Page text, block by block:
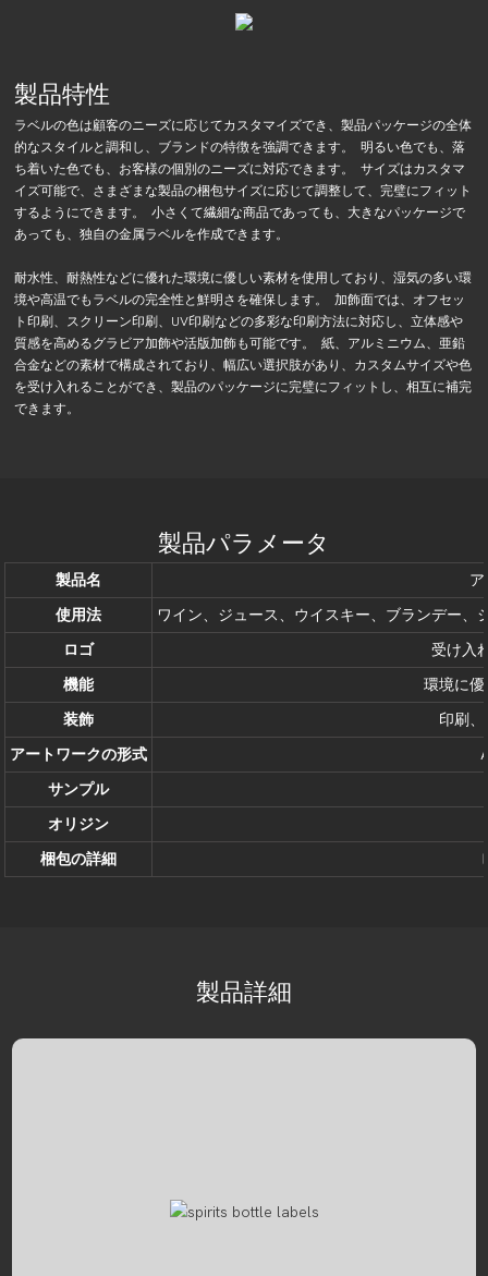
製品特性
ラベルの色は顧客のニーズに応じてカスタマイズでき、製品パッケージの全体
的なスタイルと調和し、ブランドの特徴を強調できます。 明るい色でも、落
ち着いた色でも、お客様の個別のニーズに対応できます。 サイズはカスタマ
イズ可能で、さまざまな製品の梱包サイズに応じて調整して、完璧にフィット
するようにできます。 小さくて繊細な商品であっても、大きなパッケージで
あっても、独自の金属ラベルを作成できます。
耐水性、耐熱性などに優れた環境に優しい素材を使用しており、湿気の多い環
境や高温でもラベルの完全性と鮮明さを確保します。 加飾面では、オフセッ
ト印刷、スクリーン印刷、UV印刷などの多彩な印刷方法に対応し、立体感や
質感を高めるグラビア加飾や活版加飾も可能です。 紙、アルミニウム、亜鉛
合金などの素材で構成されており、幅広い選択肢があり、カスタムサイズや色
を受け入れることができ、製品のパッケージに完璧にフィットし、相互に補完
できます。
製品パラメータ
製品名
使用法
ワイン、ジュース、ウイスキー、ブランデー
ロゴ
受け入
機能
環境に
装飾
印刷
アートワークの形式
サンプル
オリジン
梱包の詳細
製品詳細